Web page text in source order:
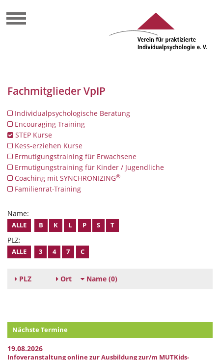
Fachmitglieder VpIP
Individualpsychologische Beratung
Encouraging-Training
STEP Kurse
Kess-erziehen Kurse
Ermutigungstraining für Erwachsene
Ermutigungstraining für Kinder / Jugendliche
Coaching mit SYNCHRONIZING®
Familienrat-Training
Name:
ALLE B K L P S T
PLZ:
ALLE 3 4 7 C
PLZ Ort Name (0)
Nächste Termine
19.08.2026
Infoveranstaltung online zur Ausbildung zur/m MUTKids-